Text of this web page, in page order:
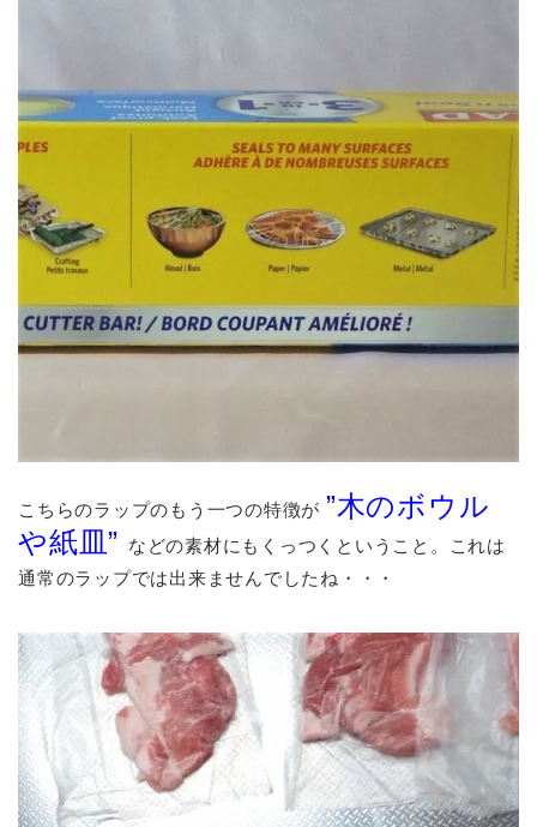
こちらのラップのもう一つの特徴が ”木のボウル
や紙皿” などの素材にもくっつくということ。これは
通常のラップでは出来ませんでしたね・・・